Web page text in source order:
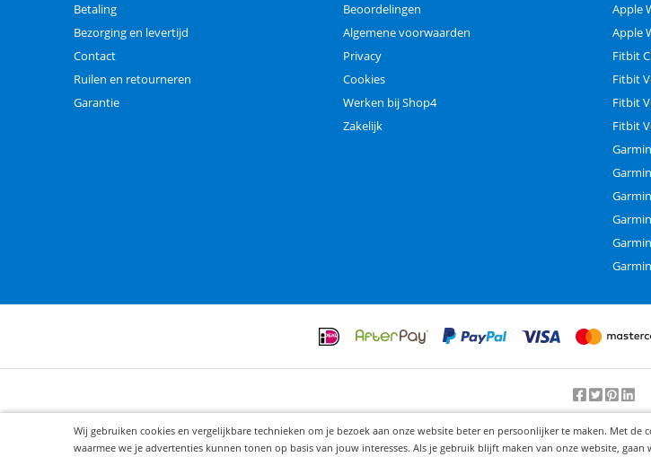
Betaling
Bezorging en levertijd
Contact
Ruilen en retourneren
Garantie
Beoordelingen
Algemene voorwaarden
Privacy
Cookies
Werken bij Shop4
Zakelijk
Apple
Apple
Fitbit
Fitbit
Fitbit
Fitbit
Beoordeling door klanten:9.2/10-
© 2012-2026 Knaak
Wij gebruiken cookies en vergelijkbare technieken om je bezoek aan onze website beter en persoonlijker te maken. Met
waarmee we je advertenties kunnen tonen op basis van jouw interesses. Als je gebruik blijft maken van onze website,